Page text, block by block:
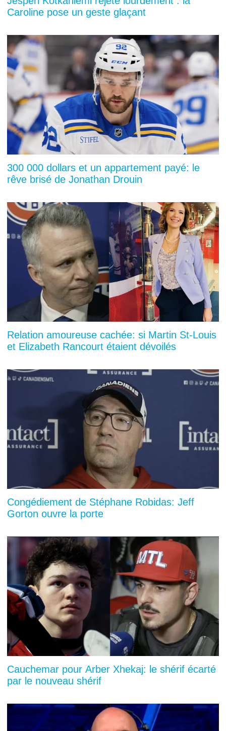
Caroline pose un geste glaçant
300 000 dollars et un appartement payé: le
rêve brisé de Jonathan Drouin
Relation amoureuse cachée: si Martin St-Louis
et Elizabeth Rancourt étaient dévoilés
Congédiement de Stéphane Robidas: Jeff
Gorton ouvre la porte
Cauchemar pour Arber Xhekaj: le shérif écarté
par le nouveau shérif